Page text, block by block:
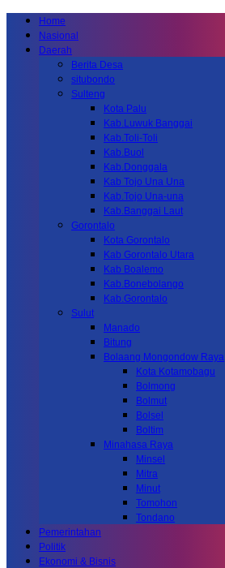
Home
Nasional
Daerah
Berita Desa
situbondo
Sulteng
Kota Palu
Kab.Luwuk Banggai
Kab.Toli-Toli
Kab.Buol
Kab.Donggala
Kab Tojo Una Una
Kab.Tojo Una-una
Kab.Banggai Laut
Gorontalo
Kota Gorontalo
Kab Gorontalo Utara
Kab Boalemo
Kab.Bonebolango
Kab.Gorontalo
Sulut
Manado
Bitung
Bolaang Mongondow Raya
Kota Kotamobagu
Bolmong
Bolmut
Bolsel
Boltim
Minahasa Raya
Minsel
Mitra
Minut
Tomohon
Tondano
Pemerintahan
Politik
Ekonomi & Bisnis